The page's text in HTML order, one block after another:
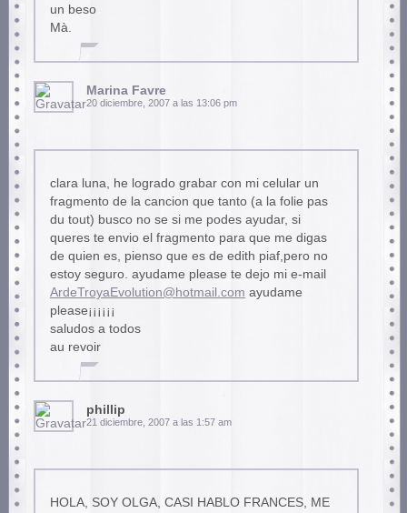
un beso
Mà.
Marina Favre
20 diciembre, 2007 a las 13:06 pm
clara luna, he logrado grabar con mi celular un
fragmento de la cancion que tanto (a la folie pas
du tout) busco no se si me podes ayudar, si
queres te envio el fragmento para que me digas
de quien es, pienso que es de edith piaf,pero no
estoy seguro. ayudame please te dejo mi e-mail
ArdeTroyaEvolution@hotmail.com ayudame
please¡¡¡¡¡¡
saludos a todos
au revoir
phillip
21 diciembre, 2007 a las 1:57 am
HOLA, SOY OLGA, CASI HABLO FRANCES, ME